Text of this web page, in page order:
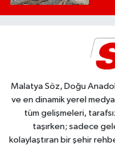
Malatya Söz, Doğu
ve en dinamik yerel
tüm gelişmeleri,
taşırken; sadece
kolaylaştıran bir şehir